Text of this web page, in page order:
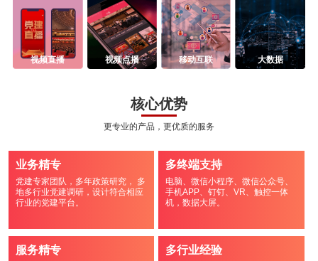
视频直播 视频点播 移动互联 大数据
核心优势
更专业的产品，更优质的服务
业务精专
党建专家团队，多年政策研究， 多
地多行业党建调研，设计符合相应
行业的党建平台。
多终端支持
电脑、微信小程序、微信公众号、
手机APP、钉钉、VR、触控一体
机，数据大屏。
服务精专 多行业经验